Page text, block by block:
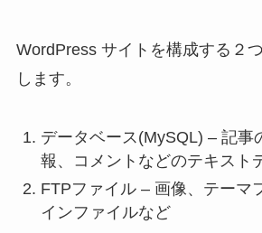
WordPress サイトを構成する２
します。
データベース(MySQL) – 記事
報、コメントなどのテキスト
FTPファイル – 画像、テーマ
インファイルなど